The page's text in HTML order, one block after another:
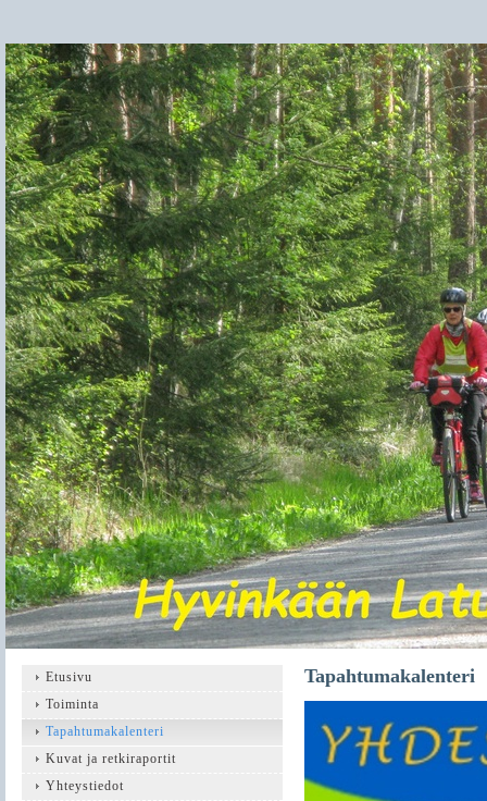
Tapahtumakalenteri
Etusivu
Toiminta
Tapahtumakalenteri
Kuvat ja retkiraportit
Yhteystiedot